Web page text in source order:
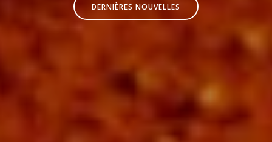
DERNIÈRES NOUVELLES